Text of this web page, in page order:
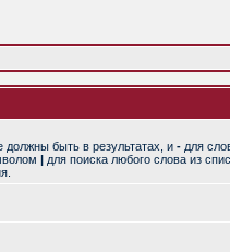
должны быть в результатах, и - для
| для поиска любого слова из